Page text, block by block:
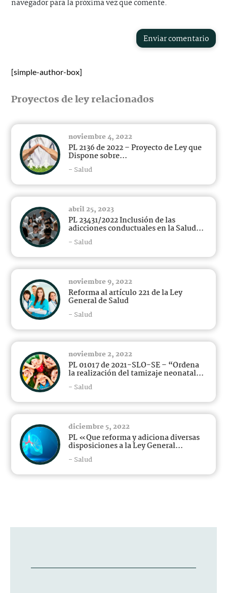
navegador para la próxima vez que comente.
Enviar comentario
[simple-author-box]
Proyectos de ley relacionados
noviembre 4, 2022
PL 2136 de 2022 – Proyecto de Ley que
Dispone sobre...
- Salud
abril 25, 2023
PL 23431/2022 Inclusión de las
adicciones conductuales en la Salud...
- Salud
noviembre 9, 2022
Reforma al artículo 221 de la Ley
General de Salud
- Salud
noviembre 2, 2022
PL 01017 de 2021-SLO-SE – “Ordena
la realización del tamizaje neonatal...
- Salud
diciembre 5, 2022
PL «Que reforma y adiciona diversas
disposiciones a la Ley General...
- Salud